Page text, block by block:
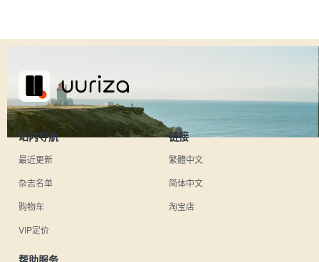
站内导航
最近更新
杂志名单
购物车
VIP定价
链接
繁體中文
简体中文
淘宝店
帮助服务